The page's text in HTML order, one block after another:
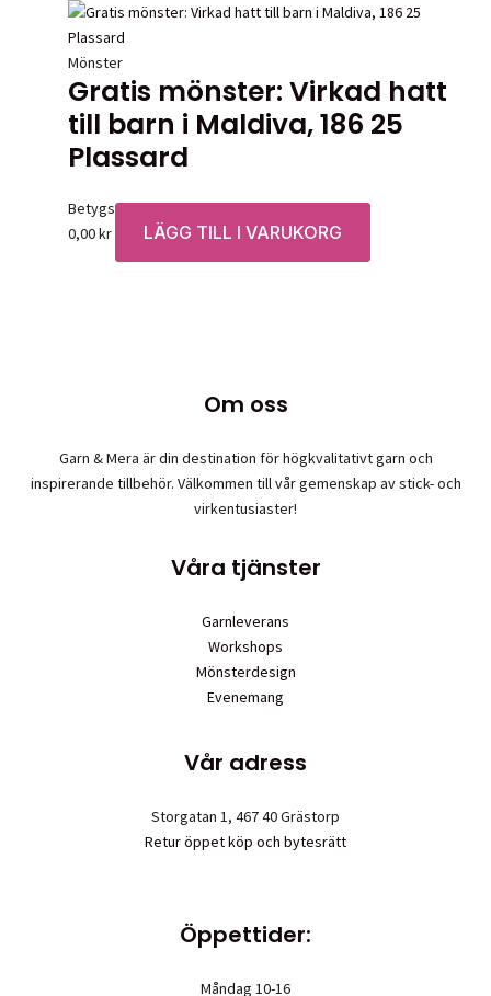
Mönster
Gratis mönster: Virkad hatt
till barn i Maldiva, 186 25
Plassard
Betygsatt0av 5
0,00kr LÄGG TILL I VARUKORG
Om oss
Garn & Mera är din destination för högkvalitativt garn och
inspirerande tillbehör. Välkommen till vår gemenskap av stick- och
virkentusiaster!
Våra tjänster
Garnleverans
Workshops
Mönsterdesign
Evenemang
Vår adress
Storgatan 1, 467 40 Grästorp
Retur öppet köp och bytesrätt
Öppettider:
Måndag 10-16